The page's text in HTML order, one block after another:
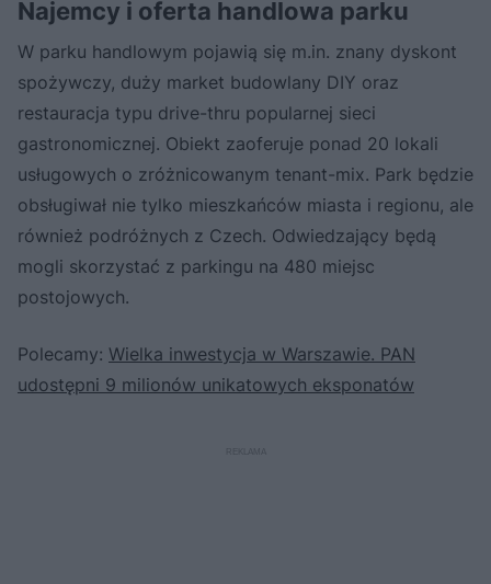
Najemcy i oferta handlowa parku
W parku handlowym pojawią się m.in. znany dyskont
spożywczy, duży market budowlany DIY oraz
restauracja typu drive-thru popularnej sieci
gastronomicznej. Obiekt zaoferuje ponad 20 lokali
usługowych o zróżnicowanym tenant-mix. Park będzie
obsługiwał nie tylko mieszkańców miasta i regionu, ale
również podróżnych z Czech. Odwiedzający będą
mogli skorzystać z parkingu na 480 miejsc
postojowych.
Polecamy: Wielka inwestycja w Warszawie. PAN
udostępni 9 milionów unikatowych eksponatów